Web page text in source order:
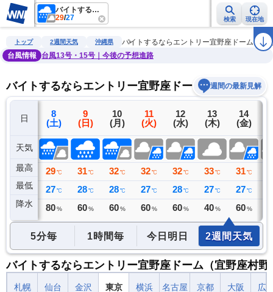
バイトするならエントリー宜野座ドーム（宜野座村野球場）
29/27 検索 現在地
雨雲レーダー 台風情報 地震情報 警報・注意報 2週間天気 ラ
トップ 2週間天気 沖縄県
バイトするならエントリー宜野座ドーム（宜
台風情報
台風13号・15号｜今後の予想進路
バイトするならエントリー宜野座ドーム（宜野座村
週間の最新見解
日
天気
最高
最低
降水
7
(金)
28 ℃
27 ℃
74ミリ
8
(土)
29 ℃
27 ℃
80 %
9
(日)
31 ℃
28 ℃
60 %
10
(月)
32 ℃
28 ℃
60 %
11
(火)
32 ℃
27 ℃
60 %
12
(水)
32 ℃
28 ℃
60 %
13
(木)
33 ℃
27 ℃
40 %
14
(金)
31 ℃
27 ℃
60 %
5分毎 1時間毎 今日明日 2週間天気
バイトするならエントリー宜野座ドーム（宜野座村
札幌 仙台 金沢 東京 横浜 名古屋 京都 大阪 広